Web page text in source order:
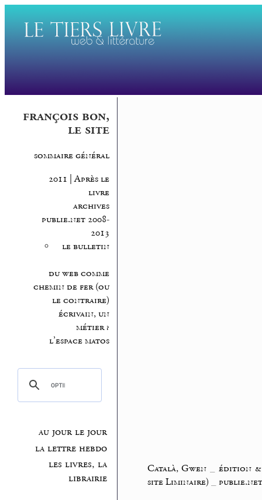
françois bon,
le site
sommaire général
2011 | Après le
livre
archives
publie.net 2008-
2013
le bulletin
du web comme
chemin de fer (ou
le contraire)
écrivain, un
métier ?
l’espace matos
au jour le jour
la lettre hebdo
les livres, la
librairie
Català, Gwen
édition
site Liminaire)
publie.net